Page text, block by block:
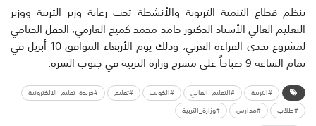
ينظم قطاع التنمية التربوية والأنشطة تحت رعاية وزير التربية ووزير
التعليم العالي الأستاذ الدكتور حامد محمد كميخ العازمي، الحفل الختامي
لمشروع تحدي القراءة العربي، وذلك يوم الأربعاء الموافق 10 أبريل في
تمام الساعة 9 صباحاً على مسرح وزارة التربية في جنوب السرة.
#التربية #التعليم_العالي #الكويت #تعليم
#جريدة_تعليم_الالكترونية
#طلاب
#مدارس #وزارة_التربية